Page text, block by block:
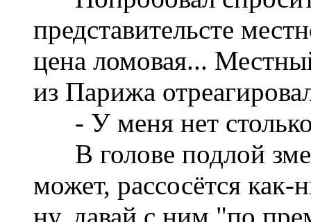
представительсте
цена ломовая...
из Парижа
- У меня нет столько
В голове подлой
может, рассосётся